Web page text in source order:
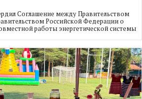
Соглашение между Правительством
Российской Федерации о
работы энергетической системы